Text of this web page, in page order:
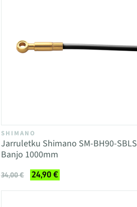
SHIMANO
Jarruletku Shimano SM-BH90-SBLS
Banjo 1000mm
34,00 € 24,90 €